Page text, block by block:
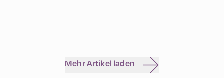
Mehr Artikel laden